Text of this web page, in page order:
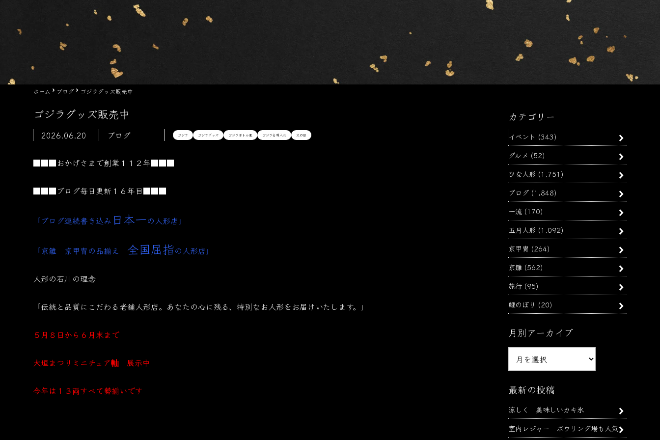
ホーム ブログ ゴジラグッズ販売中
ゴジラグッズ販売中
2026.06.20 ブログ ゴジラ ゴジラグッズ ゴジラボトル兜 ゴジラ名刺入れ 父の日
■■■おかげさまで創業１１２年■■■
■■■ブログ毎日更新１６年目■■■
「ブログ連続書き込み 日本一の人形店」
「京雛 京甲冑の品揃え 全国屈指の人形店」
人形の石川の理念
「伝統と品質にこだわる老舗人形店。あなたの心に残る、特別なお人形をお届けいたします。」
５月８日から６月末まで
大垣まつりミニチュア軕 展示中
今年は１３両すべて勢揃いです
カテゴリー
イベント (343)
グルメ (52)
ひな人形 (1,751)
ブログ(1,848)
一流(170)
五月人形 (1,092)
京甲冑 (264)
京雛(562)
旅行(95)
鯉のぼり (20)
月別アーカイブ
ー
イ
ブ
最新の投稿
涼しく 美味しいカキ氷
室内レジャー ボウリング場も人気